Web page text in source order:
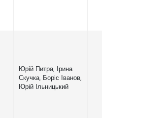
Юрій Питра, Ірина
Скучка, Боріс Іванов,
Юрій Ільницький